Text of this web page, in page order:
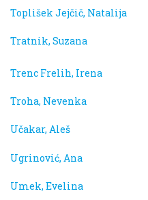
Toplišek Jejčič, Natalija
Tratnik, Suzana
Trenc Frelih, Irena
Troha, Nevenka
Učakar, Aleš
Ugrinović, Ana
Umek, Evelina